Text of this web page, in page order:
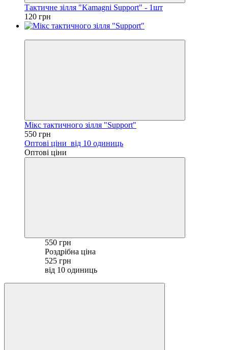
Тактичне зілля "Kamagni Support" - 1шт
120 грн
Мікс тактичного зілля "Support"
550 грн
Оптові ціни від 10 одиниць
Оптові ціни
550 грн
Роздрібна ціна
525 грн
від 10 одиниць